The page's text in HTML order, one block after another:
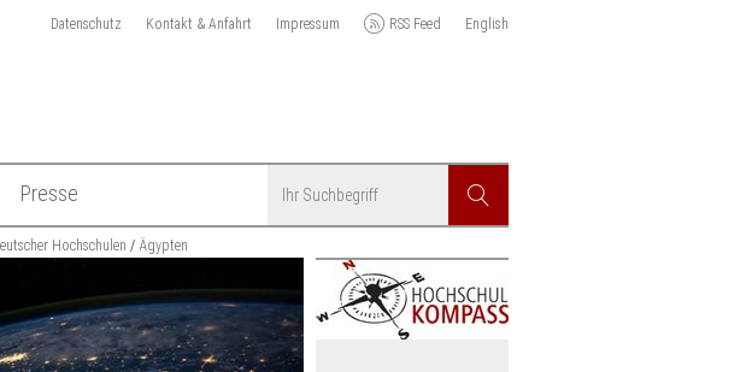
Datenschutz Kontakt & Anfahrt Impressum RSS Feed English
Suchen
Publikationen
Presse
Pressemitteilungen
Anmeldung Presseverteiler
Ansprechpartner
Hochschulen Ägypten